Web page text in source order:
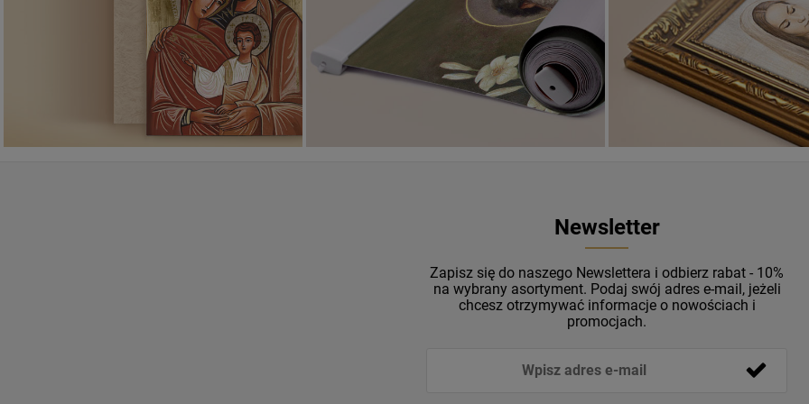
PONAD 400
WZORÓW
Newsletter
Zapisz się do naszego Newslettera i odbierz rabat - 10%
na wybrany asortyment. Podaj swój adres e-mail, jeżeli
chcesz otrzymywać informacje o nowościach i
promocjach.